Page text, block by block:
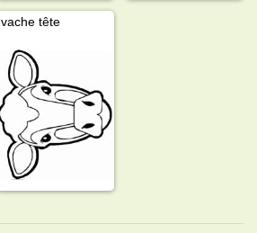
vache tête